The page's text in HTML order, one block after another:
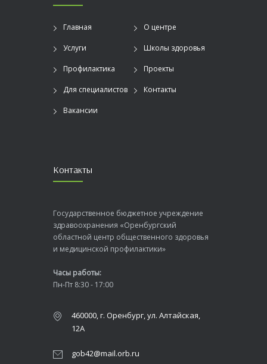
Главная О центре
Услуги Школы здоровья
Профилактика Проекты
Для специалистов Контакты
Вакансии
Контакты
Государственное бюджетное учреждение
здравоохранения «Оренбургский
областной центр общественного здоровья
и медицинской профилактики»
Часы работы:
Пн-Пт 8:30 - 17:00
460000, г. Оренбург, ул. Алтайская,
12А
gob42@mail.orb.ru